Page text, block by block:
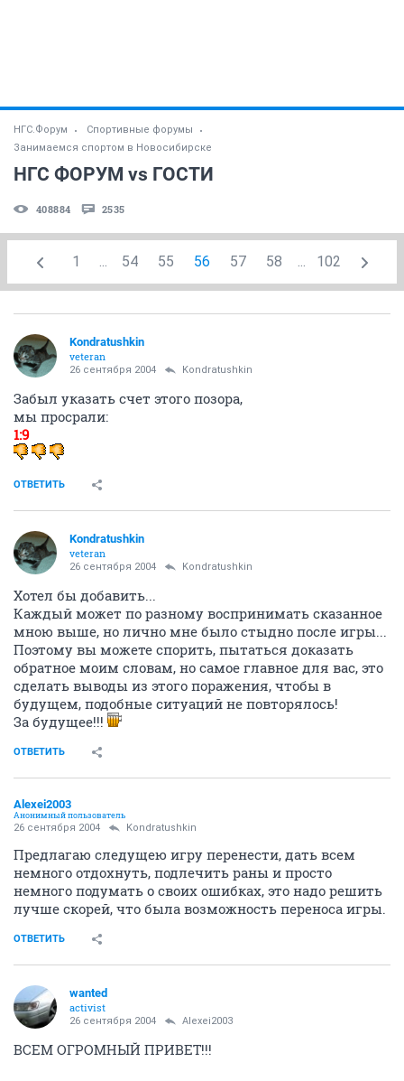
НГС.Форум
Спортивные форумы
Занимаемся спортом в Новосибирске
НГС ФОРУМ vs ГОСТИ
408884 2535
1 ... 54 55 56 57 58 ... 102
Kondratushkin
veteran
26 сентября 2004 Kondratushkin
Забыл указать счет этого позора,
мы просрали:
1:9
ОТВЕТИТЬ
Kondratushkin
veteran
26 сентября 2004 Kondratushkin
Хотел бы добавить...
Каждый может по разному воспринимать сказанное
мною выше, но лично мне было стыдно после игры...
Поэтому вы можете спорить, пытаться доказать
обратное моим словам, но самое главное для вас, это
сделать выводы из этого поражения, чтобы в
будущем, подобные ситуаций не повторялось!
За будущее!!!
ОТВЕТИТЬ
Alexei2003
Анонимный пользователь
26 сентября 2004 Kondratushkin
Предлагаю следущею игру перенести, дать всем
немного отдохнуть, подлечить раны и просто
немного подумать о своих ошибках, это надо решить
лучше скорей, что была возможность переноса игры.
ОТВЕТИТЬ
wanted
activist
26 сентября 2004 Alexei2003
ВСЕМ ОГРОМНЫЙ ПРИВЕТ!!!